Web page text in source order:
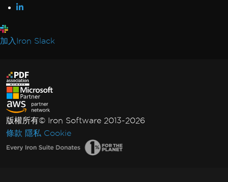
加入Iron Slack
版權所有© Iron Software 2013-2026
條款 隱私 Cookie